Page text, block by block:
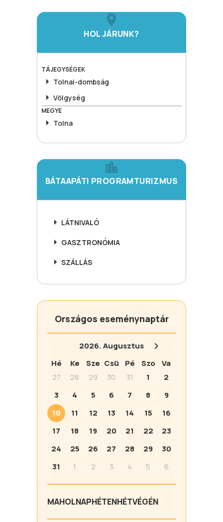
HOL JÁRUNK?
TÁJEGYSÉGEK
Tolnai-dombság
Völgység
MEGYE
Tolna
BÁTAAPÁTI PROGRAMTURIZMUS
LÁTNIVALÓ
GASZTRONÓMIA
SZÁLLÁS
Országos eseménynaptár
2026.Augusztus
Hé
Ke Sze Csü Pé Szo
Va
27
28 29 30 31 1
2
3
4 5 6 7 8
9
10
11 12 13 14 15
16
17
18 19 20 21 22
23
24
25 26 27 28 29
30
31
1 2 3 4 5 6
MAHOLNAPHÉTENHÉTVÉGÉN